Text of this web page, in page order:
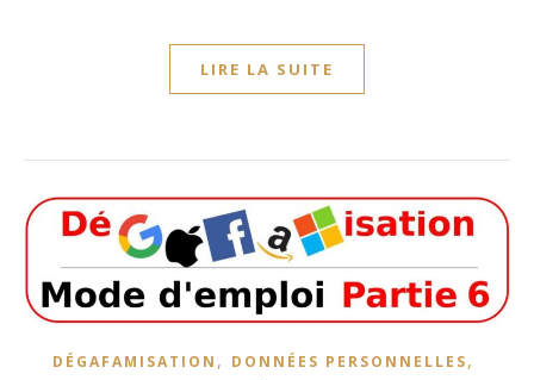
LIRE LA SUITE
DÉGAFAMISATION , DONNÉES PERSONNELLES,